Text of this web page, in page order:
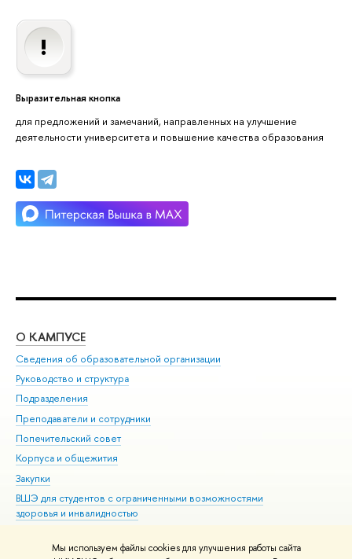
Мы используем файлы cookies для улучшения работы сайта
Выразительная кнопка
для предложений и замечаний, направленных на улучшение
деятельности университета и повышение качества образования
О КАМПУСЕ
Сведения об образовательной организации
Руководство и структура
Подразделения
Преподаватели и сотрудники
Попечительский совет
Корпуса и общежития
Закупки
ВШЭ для студентов с ограниченными возможностями
здоровья и инвалидностью
Единая платежная страница